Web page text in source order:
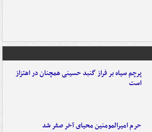
پرچم سیاه بر فراز گنبد حسینی همچنان در اهتزاز
است
حرم امیرالمومنین محیای آخر صفر شد